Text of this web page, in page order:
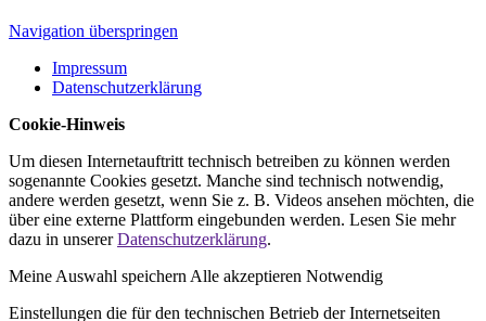
Navigation überspringen
Impressum
Datenschutzerklärung
Cookie-Hinweis
Um diesen Internetauftritt technisch betreiben zu können werden
sogenannte Cookies gesetzt. Manche sind technisch notwendig,
andere werden gesetzt, wenn Sie z. B. Videos ansehen möchten, die
über eine externe Plattform eingebunden werden. Lesen Sie mehr
dazu in unsererDatenschutzerklärung.
Meine Auswahl speichern Alle akzeptieren Notwendig
Einstellungen die für den technischen Betrieb der Internetseiten